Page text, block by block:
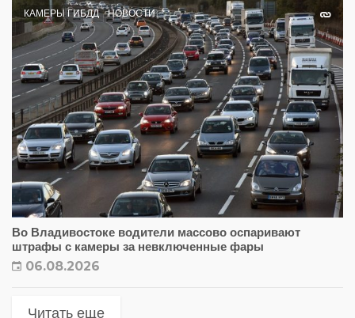
КАМЕРЫ ГИБДД НОВОСТИ
Во Владивостоке водители массово оспаривают
штрафы с камеры за невключенные фары
06.08.2026
Читать еще